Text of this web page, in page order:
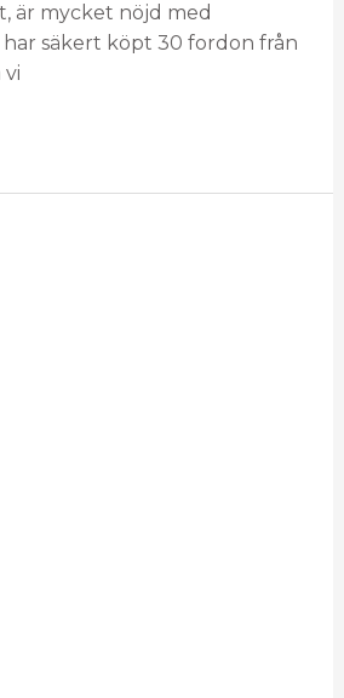
är mycket nöjd med
har säkert köpt 30 fordon från
vi